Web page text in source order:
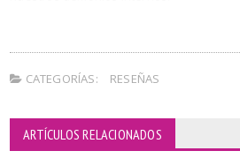
CATEGORÍAS: RESEÑAS
ARTÍCULOS RELACIONADOS